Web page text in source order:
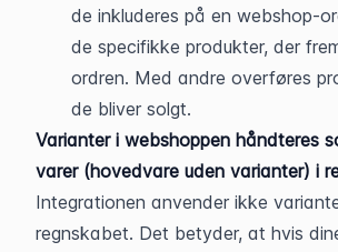
de inkluderes på en webshop-
de specifikke produkter, der
ordren. Med andre overføres
de bliver solgt.
Varianter i webshoppen håndteres
varer (hovedvare uden varianter) i
Integrationen anvender ikke
regnskabet. Det betyder, at hvis